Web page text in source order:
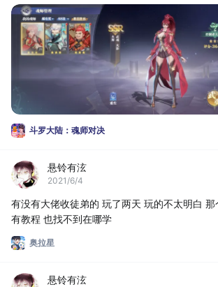
斗罗大陆：魂师对决
悬铃有泫
2021/6/4
有没有大佬收徒弟的 玩了两天 玩的不太明白
有教程 也找不到在哪学
奥拉星
悬铃有泫